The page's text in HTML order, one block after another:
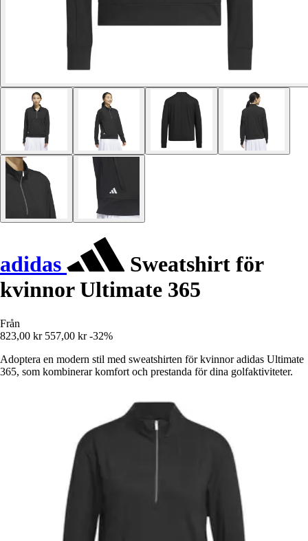
adidas
Sweatshirt för
kvinnor Ultimate 365
Från
823,00 kr 557,00 kr -32%
Adoptera en modern stil med sweatshirten för kvinnor adidas Ultimate
365, som kombinerar komfort och prestanda för dina golfaktiviteter.